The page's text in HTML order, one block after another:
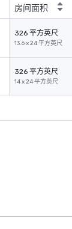
房间面积
326 平方英尺
13.6 x 24 平方英尺
326 平方英尺
14 x 24 平方英尺